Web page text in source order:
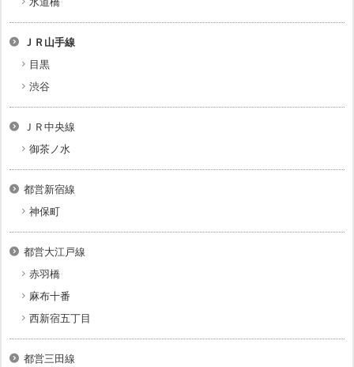
ＪＲ山手線
目黒
渋谷
ＪＲ中央線
御茶ノ水
都営新宿線
神保町
都営大江戸線
赤羽橋
麻布十番
西新宿五丁目
都営三田線